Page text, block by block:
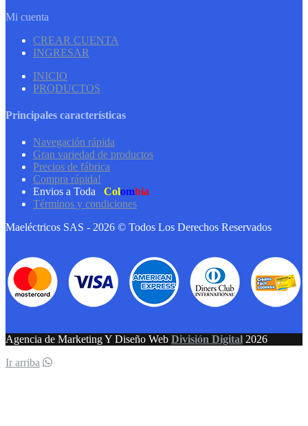
Mi cuenta
CREAR CUENTA
INGRESAR
INICIO
PRODUCTOS
Principales características
Navegación rápida
Gran variedad de productos
Precios de fábrica
Compra rápida!
Envios a Toda
Colombia
Términos y condiciones
Maeléctricos SAS - 2026 © Todos Los Derechos Reservados
Agencia de Marketing Y Diseño Web División Digital 2026
Ir arriba